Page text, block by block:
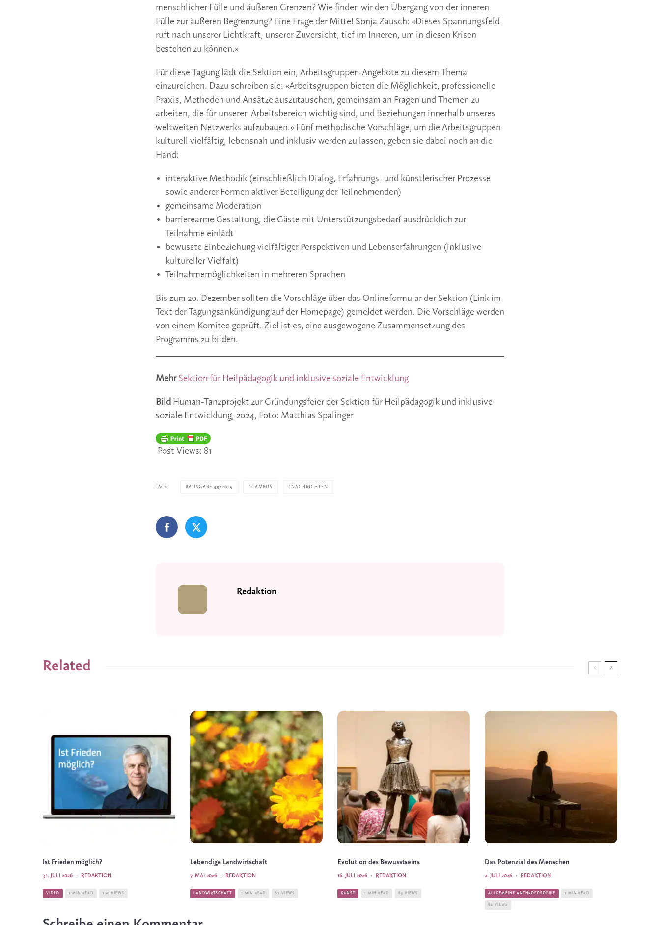
menschlicher Fülle und äußeren Grenzen? Wie finden wir den Übergang von der inneren
Fülle zur äußeren Begrenzung? Eine Frage der Mitte! Sonja Zausch: «Dieses Spannungsfeld
ruft nach unserer Lichtkraft, unserer Zuversicht, tief im Inneren, um in diesen Krisen
bestehen zu können.»
Für diese Tagung lädt die Sektion ein, Arbeitsgruppen-Angebote zu diesem Thema
einzureichen. Dazu schreiben sie: «Arbeitsgruppen bieten die Möglichkeit, professionelle
Praxis, Methoden und Ansätze auszutauschen, gemeinsam an Fragen und Themen zu
arbeiten, die für unseren Arbeitsbereich wichtig sind, und Beziehungen innerhalb unseres
weltweiten Netzwerks aufzubauen.» Fünf methodische Vorschläge, um die Arbeitsgruppen
kulturell vielfältig, lebensnah und inklusiv werden zu lassen, geben sie dabei noch an die
Hand:
interaktive Methodik (einschließlich Dialog, Erfahrungs- und künstlerischer Prozesse
sowie anderer Formen aktiver Beteiligung der Teilnehmenden)
gemeinsame Moderation
barrierearme Gestaltung, die Gäste mit Unterstützungsbedarf ausdrücklich zur
Teilnahme einlädt
bewusste Einbeziehung vielfältiger Perspektiven und Lebenserfahrungen (inklusive
kultureller Vielfalt)
Teilnahmemöglichkeiten in mehreren Sprachen
Bis zum 20. Dezember sollten die Vorschläge über das Onlineformular der Sektion (Link im
Text der Tagungsankündigung auf der Homepage) gemeldet werden. Die Vorschläge werden
von einem Komitee geprüft. Ziel ist es, eine ausgewogene Zusammensetzung des
Programms zu bilden.
Mehr Sektion für Heilpädagogik und inklusive soziale Entwicklung
Bild Human-Tanzprojekt zur Gründungsfeier der Sektion für Heilpädagogik und inklusive
soziale Entwicklung, 2024, Foto: Matthias Spalinger
Post Views: 81
TAGS AUSGABE 49/2025 CAMPUS NACHRICHTEN
Redaktion
Related
Ist Frieden möglich?
REDAKTION
·
31. JULI 2026
VIDEO 1 MIN READ 100 VIEWS
Lebendige Landwirtschaft
REDAKTION
·
7. MAI 2026
LANDWIRTSCHAFT 1 MIN READ 62 VIEWS
Evolution des Bewusstseins
REDAKTION
·
16. JULI 2026
KUNST 1 MIN READ 89 VIEWS
Das Potenzial des Menschen
REDAKTION
·
2. JULI 2026
ALLGEMEINE ANTHROPOSOPHIE 1 MIN READ
82 VIEWS